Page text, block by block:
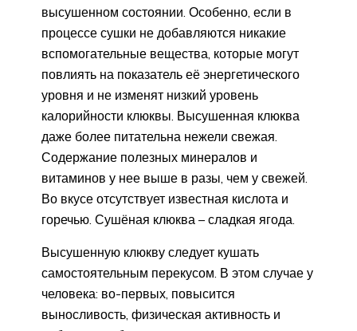
высушенном состоянии. Особенно, если в
процессе сушки не добавляются никакие
вспомогательные вещества, которые могут
повлиять на показатель её энергетического
уровня и не изменят низкий уровень
калорийности клюквы. Высушенная клюква
даже более питательна нежели свежая.
Содержание полезных минералов и
витаминов у нее выше в разы, чем у свежей.
Во вкусе отсутствует известная кислота и
горечью. Сушёная клюква – сладкая ягода.
Высушенную клюкву следует кушать
самостоятельным перекусом. В этом случае у
человека: во-первых, повысится
выносливость, физическая активность и